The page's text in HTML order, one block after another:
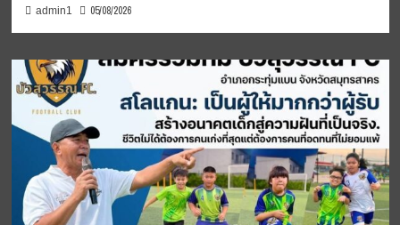
admin1 05/08/2026